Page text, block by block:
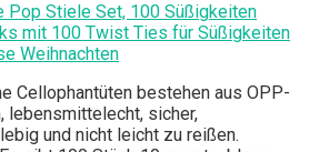
Pop Stiele Set, 100 Süßigkeiten
mit 100 Twist Ties für Süßigkeiten
Weihnachten
Cellophantüten bestehen aus OPP-
lebensmittelecht, sicher,
und nicht leicht zu reißen.